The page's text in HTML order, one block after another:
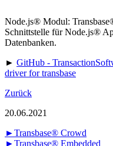
Node.js® Modul:
Schnittstelle für Node.js®
Datenbanken.
► GitHub -
driver for transbase
Zurück
20.06.2021
►Transbase® Crowd
►Transbase® Embedded